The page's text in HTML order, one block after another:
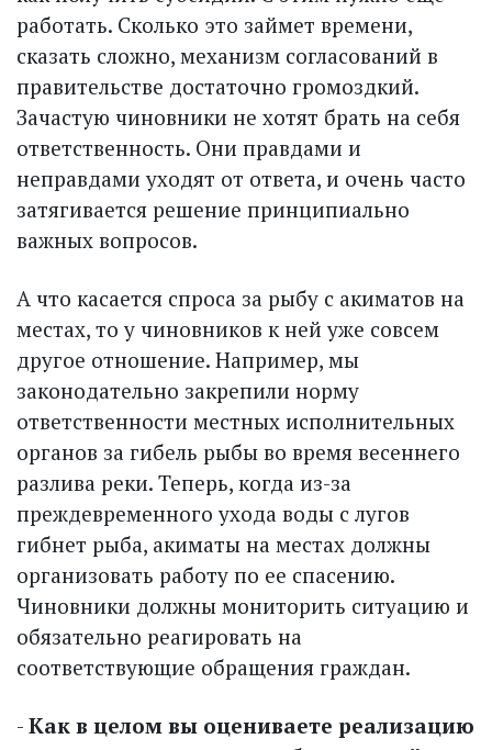
работать. Сколько это займет времени,
сказать сложно, механизм согласований в
правительстве достаточно громоздкий.
Зачастую чиновники не хотят брать на себя
ответственность. Они правдами и
неправдами уходят от ответа, и очень часто
затягивается решение принципиально
важных вопросов.
А что касается спроса за рыбу с акиматов на
местах, то у чиновников к ней уже совсем
другое отношение. Например, мы
законодательно закрепили норму
ответственности местных исполнительных
органов за гибель рыбы во время весеннего
разлива реки. Теперь, когда из-за
преждевременного ухода воды с лугов
гибнет рыба, акиматы на местах должны
организовать работу по ее спасению.
Чиновники должны мониторить ситуацию и
обязательно реагировать на
соответствующие обращения граждан.
- Как в целом вы оцениваете реализацию